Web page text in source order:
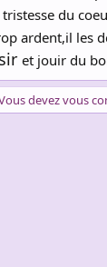
du
ardent,il les
et jouir du
devez vous